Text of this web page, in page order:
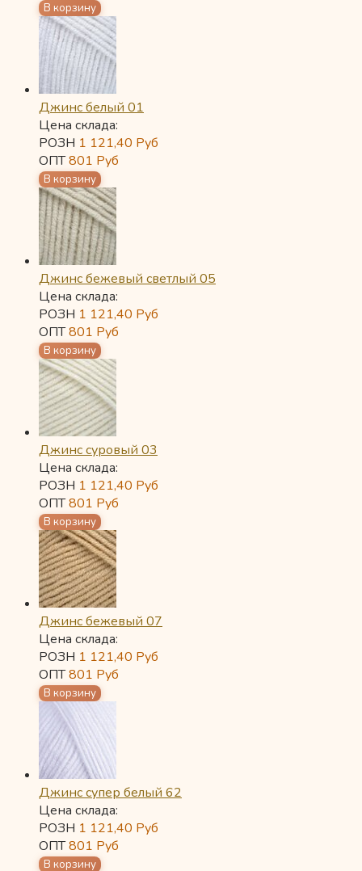
Джинс белый 01
Цена склада:
РОЗН 1 121,40 Руб
ОПТ801 Руб
Джинс бежевый светлый 05
Цена склада:
РОЗН 1 121,40 Руб
ОПТ801 Руб
Джинс суровый 03
Цена склада:
РОЗН 1 121,40 Руб
ОПТ801 Руб
Джинс бежевый 07
Цена склада:
РОЗН 1 121,40 Руб
ОПТ801 Руб
Джинс супер белый 62
Цена склада:
РОЗН 1 121,40 Руб
ОПТ801 Руб